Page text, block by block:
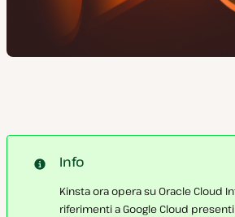
Info
Kinsta ora opera su Oracle Cloud
riferimenti a Google Cloud